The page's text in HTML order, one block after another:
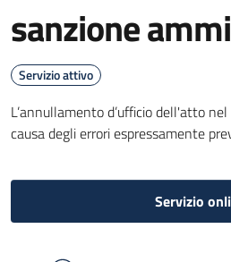
sanzione
Servizio attivo
L’annullamento d’ufficio dell'atto
causa degli errori espressamente
Servizio